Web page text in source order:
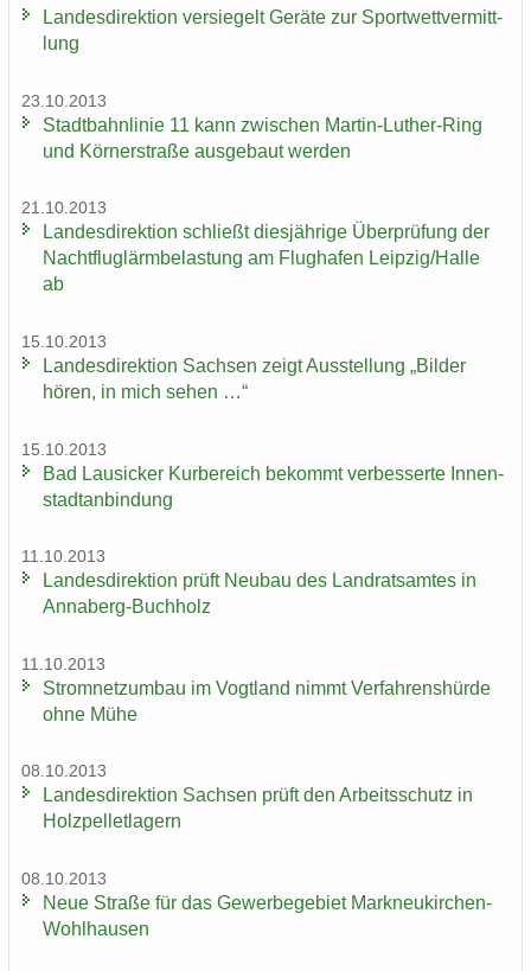
Lan­des­di­rek­ti­on ver­sie­gelt Ge­rä­te zur Sport­wett­ver­mitt­
lung
23.10.2013
Stadt­bahn­li­nie 11 kann zwi­schen Martin-​Luther-Ring
und Körn­er­stra­ße aus­ge­baut wer­den
21.10.2013
Lan­des­di­rek­ti­on schließt dies­jäh­ri­ge Über­prü­fung der
Nacht­flug­lärm­be­las­tung am Flug­ha­fen Leip­zig/Halle
ab
15.10.2013
Lan­des­di­rek­ti­on Sach­sen zeigt Aus­stel­lung „Bil­der
hören, in mich sehen …“
15.10.2013
Bad Lau­si­cker Kur­be­reich be­kommt ver­bes­ser­te In­nen­
stadt­an­bin­dung
11.10.2013
Lan­des­di­rek­ti­on prüft Neu­bau des Land­rats­am­tes in
Annaberg-​Buchholz
11.10.2013
Strom­netz­um­bau im Vogt­land nimmt Ver­fah­rens­hür­de
ohne Mühe
08.10.2013
Lan­des­di­rek­ti­on Sach­sen prüft den Ar­beits­schutz in
Holz­pel­let­la­gern
08.10.2013
Neue Stra­ße für das Ge­wer­be­ge­biet Markneukirchen-​
Wohlhausen